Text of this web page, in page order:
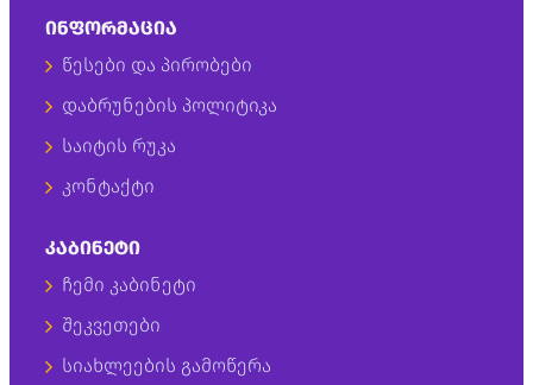
ᲘᲜᲤᲝᲠᲛᲐᲪᲘᲐ
წესები და პირობები
დაბრუნების პოლიტიკა
საიტის რუკა
კონტაქტი
ᲙᲐᲑᲘᲜᲔᲢᲘ
ჩემი კაბინეტი
შეკვეთები
სიახლეების გამოწერა